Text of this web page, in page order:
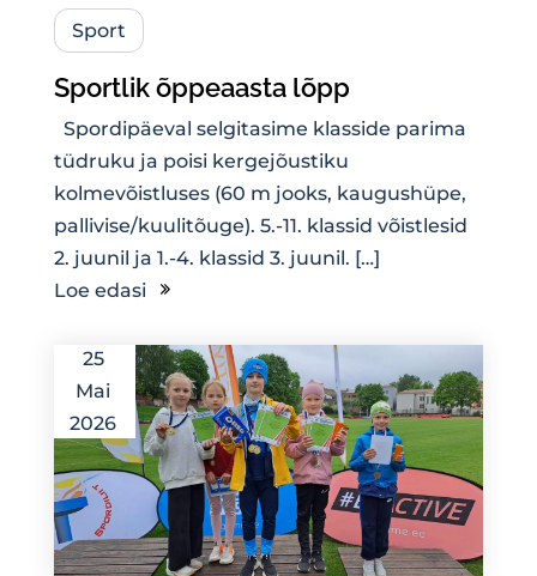
Sport
Sportlik õppeaasta lõpp
Spordipäeval selgitasime klasside parima
tüdruku ja poisi kergejõustiku
kolmevõistluses (60 m jooks, kaugushüpe,
pallivise/kuulitõuge). 5.-11. klassid võistlesid
2. juunil ja 1.-4. klassid 3. juunil. […]
Loe edasi
25
Mai
2026